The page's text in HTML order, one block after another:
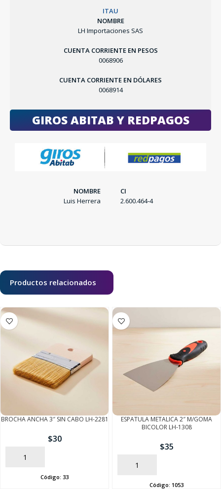
ITAU
NOMBRE
LH Importaciones SAS
CUENTA CORRIENTE EN PESOS
0068906
CUENTA CORRIENTE EN DÓLARES
0068914
GIROS ABITAB Y REDPAGOS
NOMBRE
Luis Herrera
CI
2.600.464-4
Productos relacionados
BROCHA ANCHA 3″ SIN CABO LH-2281
$30
AÑADIR
Código: 33
ESPATULA METALICA 2″ M/GOMA
BICOLOR LH-1308
$35
AÑADIR
Código: 1053